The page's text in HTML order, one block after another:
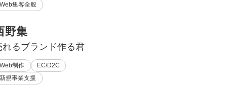
Web集客全般
野集
れるブランド作る君
Web制作
EC/D2C
新規事業支援